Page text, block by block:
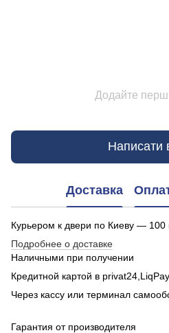
Додайте
Написати
Доставка
Курьером к двери по Киеву — 100
Подробнее о доставке
Наличными при получении
Кредитной картой в privat24,LiqPay
Через кассу или терминал
Гарантия от производителя